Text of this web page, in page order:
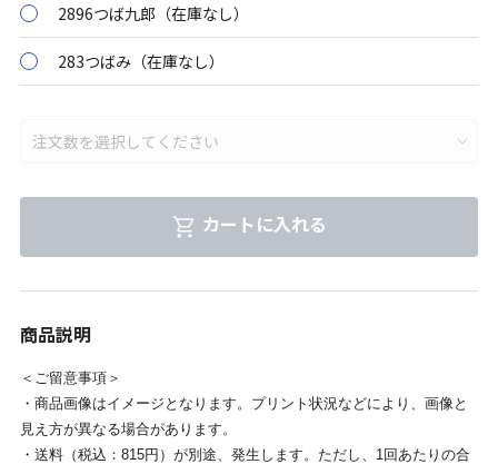
2896つば九郎（在庫なし）
283つばみ（在庫なし）
カートに入れる
商品説明
＜ご留意事項＞
・商品画像はイメージとなります。プリント状況などにより、画像と
見え方が異なる場合があります。
・送料（税込：815円）が別途、発生します。ただし、1回あたりの合